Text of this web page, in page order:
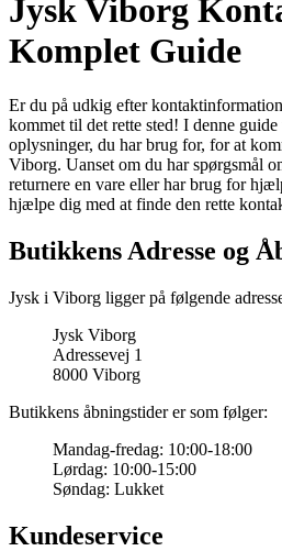
Jysk Viborg
Komplet Guide
Er du på udkig efter
kommet til det rette sted! I denne
oplysninger, du har brug for, for at
Viborg. Uanset om du har spørgsmål
returnere en vare eller har brug for
hjælpe dig med at finde den rette
Butikkens Adresse og
Jysk i Viborg ligger på følgende
Jysk Viborg
Adressevej 1
8000 Viborg
Butikkens åbningstider er som følger:
Mandag-fredag: 10:00-18:00
Lørdag: 10:00-15:00
Søndag: Lukket
Kundeservice